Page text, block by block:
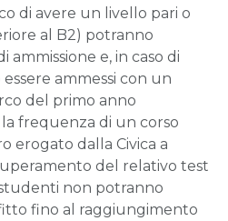
di avere un livello pari o
al B2) potranno
ammissione e, in caso di
ammessi con un
del primo anno
frequenza di un corso
erogato dalla Civica a
del relativo test
non potranno
fino al raggiungimento